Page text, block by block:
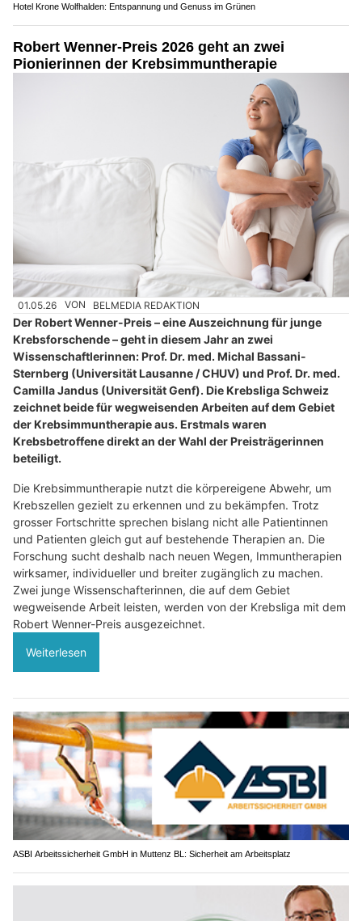
Hotel Krone Wolfhalden: Entspannung und Genuss im Grünen
Robert Wenner-Preis 2026 geht an zwei
Pionierinnen der Krebsimmuntherapie
01.05.26 VON BELMEDIA REDAKTION
Der Robert Wenner-Preis – eine Auszeichnung für junge
Krebsforschende – geht in diesem Jahr an zwei
Wissenschaftlerinnen: Prof. Dr. med. Michal Bassani-
Sternberg (Universität Lausanne / CHUV) und Prof. Dr. med.
Camilla Jandus (Universität Genf). Die Krebsliga Schweiz
zeichnet beide für wegweisenden Arbeiten auf dem Gebiet
der Krebsimmuntherapie aus. Erstmals waren
Krebsbetroffene direkt an der Wahl der Preisträgerinnen
beteiligt.
Die Krebsimmuntherapie nutzt die körpereigene Abwehr, um
Krebszellen gezielt zu erkennen und zu bekämpfen. Trotz
grosser Fortschritte sprechen bislang nicht alle Patientinnen
und Patienten gleich gut auf bestehende Therapien an. Die
Forschung sucht deshalb nach neuen Wegen, Immuntherapien
wirksamer, individueller und breiter zugänglich zu machen.
Zwei junge Wissenschafterinnen, die auf dem Gebiet
wegweisende Arbeit leisten, werden von der Krebsliga mit dem
Robert Wenner-Preis ausgezeichnet.
Weiterlesen
ASBI Arbeitssicherheit GmbH in Muttenz BL: Sicherheit am Arbeitsplatz